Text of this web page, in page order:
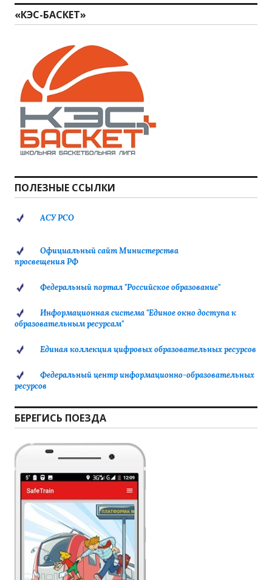
«КЭС-БАСКЕТ»
ПОЛЕЗНЫЕ ССЫЛКИ
АСУ РСО
Официальный сайт Министерства
просвещения РФ
Федеральный портал "Российское образование"
Информационная система "Единое окно доступа к
образовательным ресурсам"
Единая коллекция цифровых образовательных ресурсов
Федеральный центр информационно-образовательных
ресурсов
БЕРЕГИСЬ ПОЕЗДА